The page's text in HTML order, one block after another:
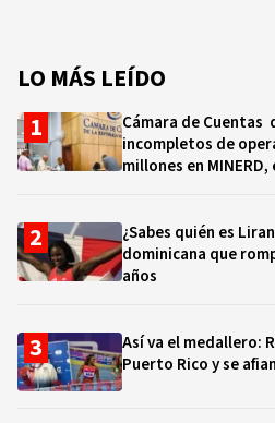
LO MÁS LEÍDO
Cámara de
incompletos de
millones en
¿Sabes quién es
dominicana que
años
Así va el medallero:
Puerto Rico y se